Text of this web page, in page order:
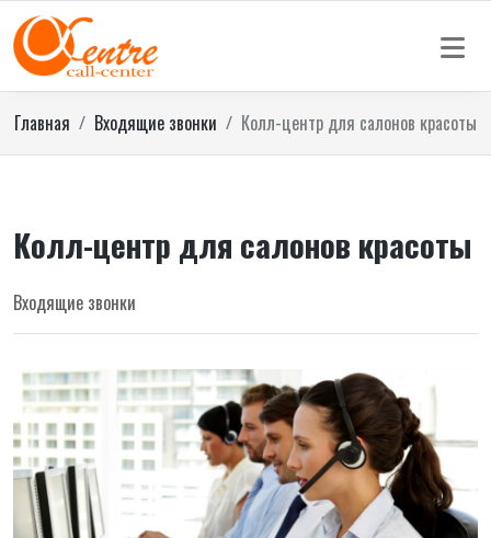
Главная Входящие звонки Колл-центр для салонов красоты
Колл-центр для салонов красоты
Входящие звонки